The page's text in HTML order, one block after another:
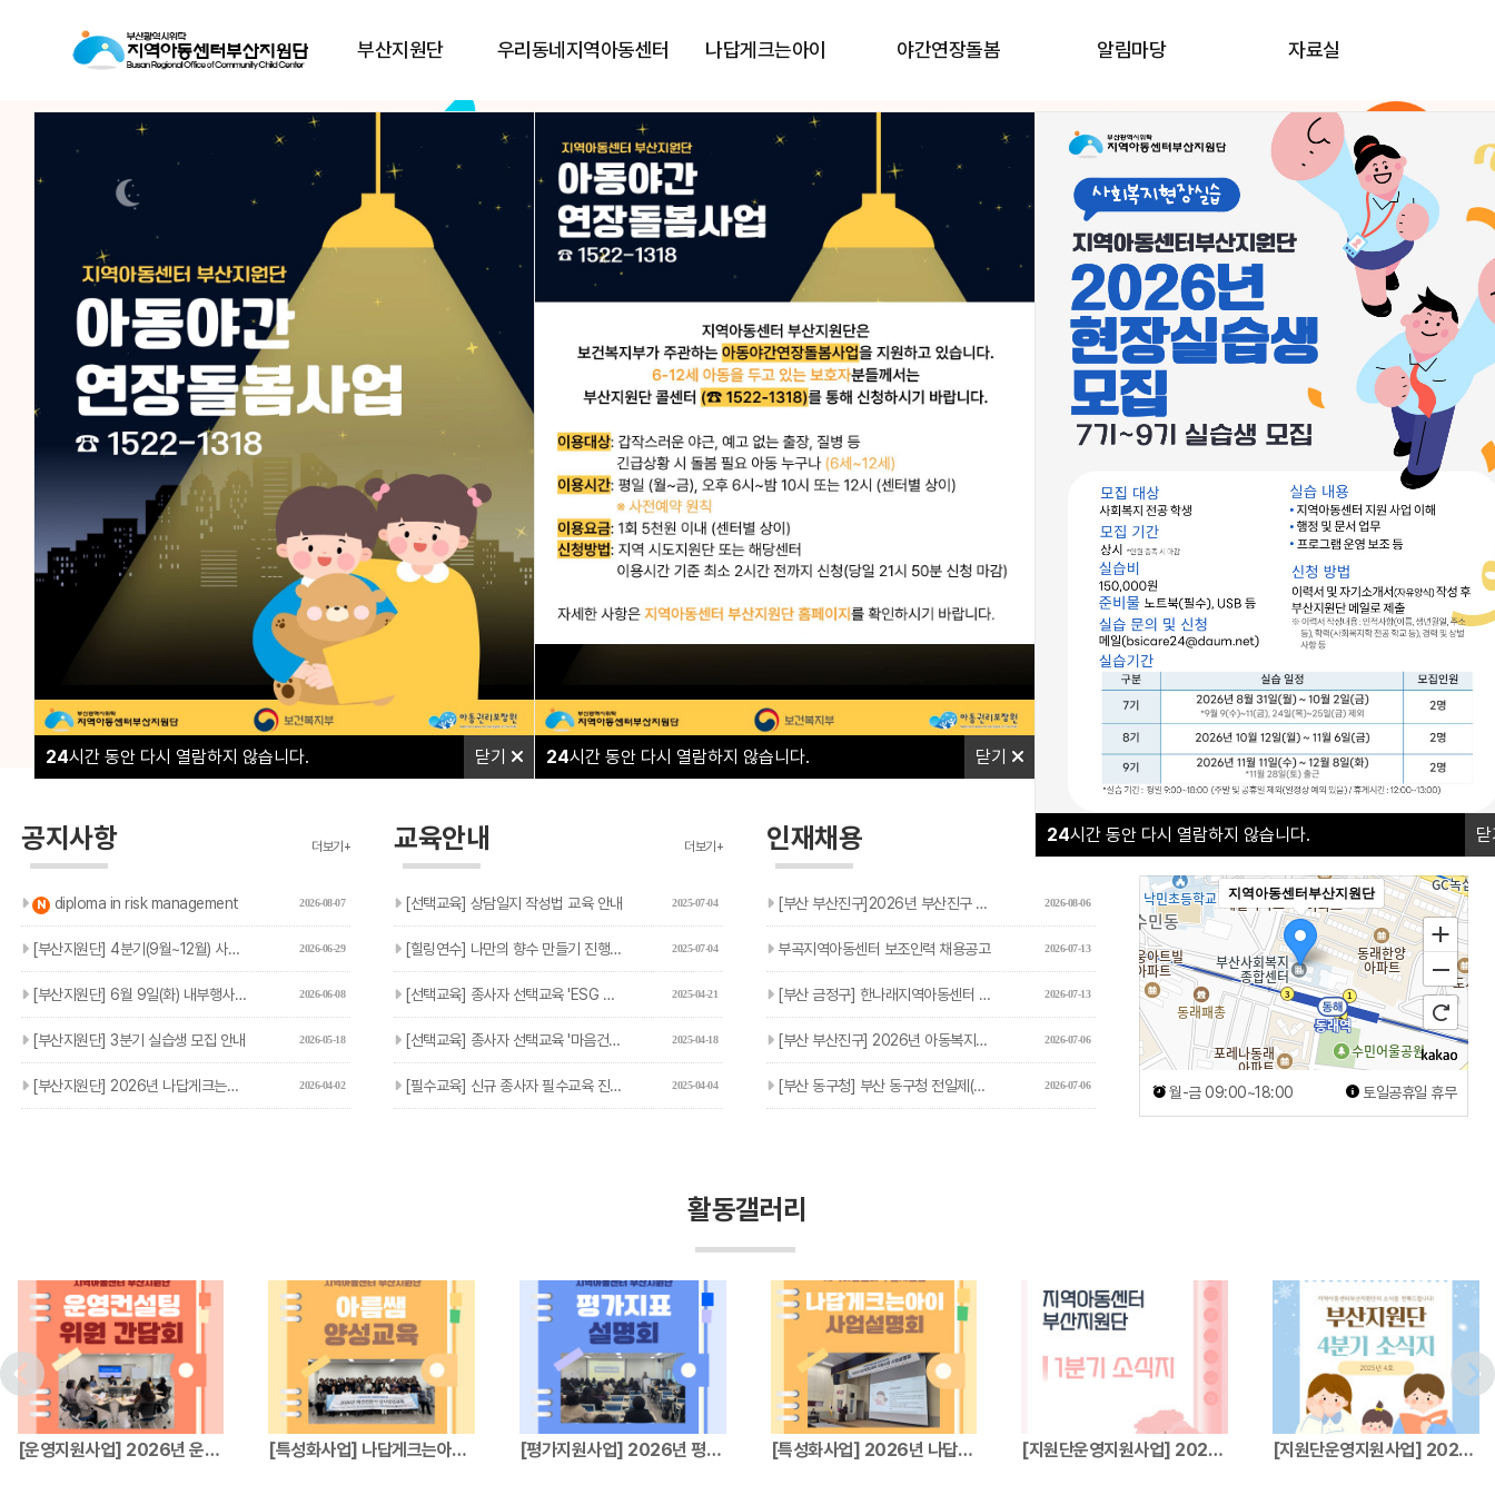
24시간 동안 다시 열람하지 않습니다. 닫기 24시간 동안 다시 열람하지 않습니다. 닫기
24시간 동안 다시 열람하지 않습니다.
부산지원단 우리동네지역아동센터 나답게크는아이 야간연장돌봄 알림마당 자료실
아동이행복한 세상,
지역아동센터부산지원단이 함께합니다.
지역아동센터부산지원단은
부산지역 16개 구·군의 모든 지역아동센터, 협동돌봄센터와 함께하며
아이들의 성장과 돌봄이 흔들리지 않도록 현장의 곁에서 따뜻한 울타리가 되겠습니다.
아동이행복한 세상,
지역아동센터부산지원단이 함께합니다.
지역아동센터부산지원단은
부산지역 16개 구·군의 모든 지역아동센터, 협동돌봄센터와 함께하며
아이들의 성장과 돌봄이 흔들리지 않도록 현장의 곁에서 따뜻한 울타리가 되겠습니다.
우리동네돌봄지도 교육신청
나답게 크는 아이 야간연장돌봄
공지사항 더보기+
N diploma in risk management 2026-08-07
[부산지원단] 4분기(9월~12월) 사회복지실습생 모집 안내 2026-06-29
[부산지원단] 6월 9일(화) 내부행사에 따른 민원 응대 지연 … 2026-06-08
[부산지원단] 3분기 실습생 모집 안내 2026-05-18
[부산지원단] 2026년 나답게크는아이 지원사업 참여기관 및 아… 2026-04-02
교육안내 더보기+
[선택교육] 상담일지 작성법 교육 안내 2025-07-04
[힐링연수] 나만의 향수 만들기 진행 안내 2025-07-04
[선택교육] 종사자 선택교육 'ESG 현장체험' 신청 안내 2025-04-21
[선택교육] 종사자 선택교육 '마음건강 집단상담 프로그램' 진행… 2025-04-18
[필수교육] 신규 종사자 필수교육 진행 안내 2025-04-04
인재채용 더보기+
[부산 부산진구]2026년 부산진구 아동복지교사(기간제) 추가… 2026-08-06
부곡지역아동센터 보조인력 채용공고 2026-07-13
[부산 금정구] 한나래지역아동센터 돌봄 보조인력 채용 공고 2026-07-13
[부산 부산진구] 2026년 아동복지교사(기간제근로자) 추가채용… 2026-07-06
[부산 동구청] 부산 동구청 전일제(기초학습) 추가채용 안내 2026-07-06
오시는길
지역아동센터부산지원단
월-금 09:00~18:00 토일공휴일 휴무
활동갤러리
[운영지원사업] 2026년 운영컨설팅위원 간… [특성화사업] 나답게크는아이 지원사업 파견전… [평가지원사업] 2026년 평가지표설명회 [특성화사업] 2026년 나답게크는아이 지원… [지원단운영지원사업] 2026년 지역아동센터… [지원단운영지원사업] 2025년 지역아동센터…